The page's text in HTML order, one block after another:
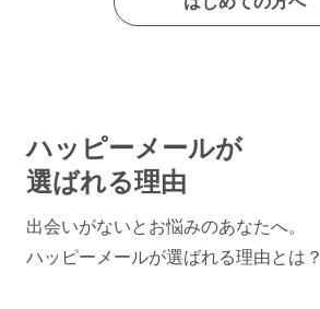
ハッピーメールが
選ばれる理由
出会いがないとお悩みのあなたへ。
ハッピーメールが選ばれる理由とは？